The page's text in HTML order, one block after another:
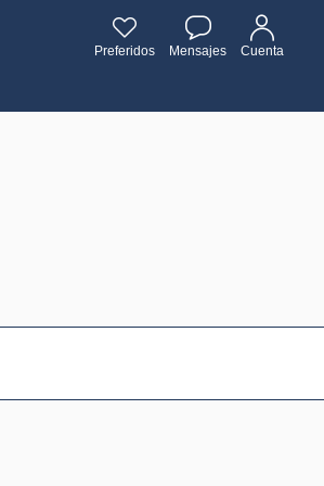
Preferidos Mensajes Cuenta